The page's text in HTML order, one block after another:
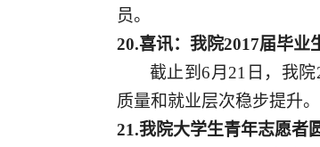
员。
20.喜讯：我院2017届毕业
截止到6月21日，我
质量和就业层次稳步提升。
21.我院大学生青年志愿者